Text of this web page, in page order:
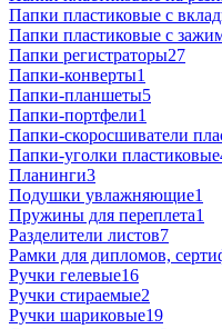
Папки пластиковые с
Папки пластиковые с
Папки регистраторы27
Папки-конверты1
Папки-планшеты5
Папки-портфели1
Папки-скоросшиватели
Папки-уголки пластиковые
Планинги3
Подушки увлажняющие1
Пружины для переплета1
Разделители листов7
Рамки для дипломов,
Ручки гелевые16
Ручки стираемые2
Ручки шариковые19